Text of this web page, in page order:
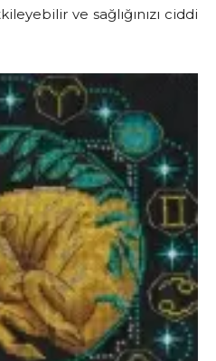
ve sağlığınızı ciddi